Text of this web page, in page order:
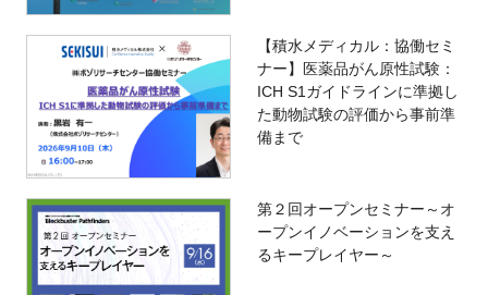
【積水メディカル：協働セミ
ナー】医薬品がん原性試験：
ICH S1ガイドラインに準拠し
た動物試験の評価から事前準
備まで
第２回オープンセミナー～オ
ープンイノベーションを支え
るキープレイヤー～